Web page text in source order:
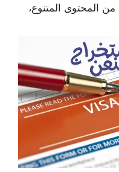
المحتوى المتنوع،